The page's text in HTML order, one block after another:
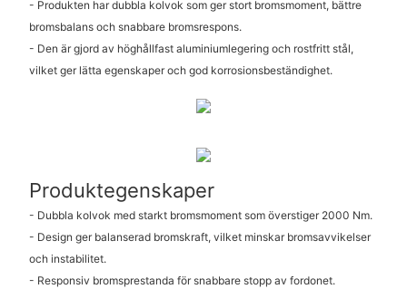
- Produkten har dubbla kolvok som ger stort bromsmoment, bättre
bromsbalans och snabbare bromsrespons.
- Den är gjord av höghållfast aluminiumlegering och rostfritt stål,
vilket ger lätta egenskaper och god korrosionsbeständighet.
Produktegenskaper
- Dubbla kolvok med starkt bromsmoment som överstiger 2000 Nm.
- Design ger balanserad bromskraft, vilket minskar bromsavvikelser
och instabilitet.
- Responsiv bromsprestanda för snabbare stopp av fordonet.